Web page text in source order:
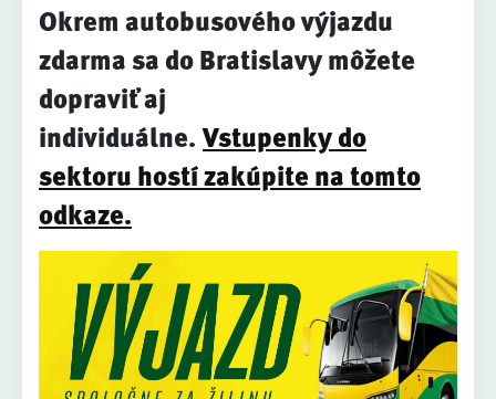
Okrem autobusového výjazdu
zdarma sa do Bratislavy môžete
dopraviť aj
individuálne. Vstupenky do
sektoru hostí zakúpite na tomto
odkaze.